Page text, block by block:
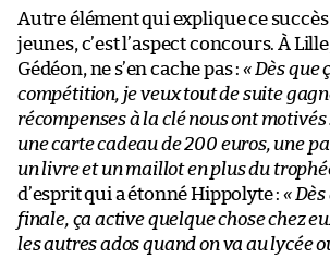
Autre élément qui explique ce
jeunes, c’est l’aspect concours. À
Gédéon, ne s’en cache pas : « Dès que
compétition, je veux tout de suite
récompenses à la clé nous ont
une carte cadeau de 200 euros, une
un livre et un maillot en plus du
d’esprit qui a étonné Hippolyte : « Dès
finale, ça active quelque chose chez
les autres ados quand on va au lycée